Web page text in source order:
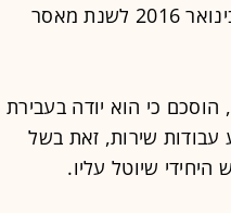
דוידוביץ', שהורשעו אף הם בפרשת קרטל הלחם, נידונו בינואר 2016 לשנת מאסר
הוסכם כי הוא יודה בעבירת
עבודות שירות, זאת בשל
שיוטל עליו.